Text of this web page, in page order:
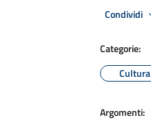
Condividi
Categorie:
Cultura
Argomenti: